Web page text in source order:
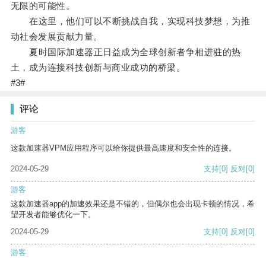
无限的可能性。
在这里，他们可以不断挑战自我，实现科技梦想，为推
动社会发展贡献力量。
夏时国际加速器正日益成为全球创新者争相进驻的热
土，成为连接科技创新与商业成功的桥梁。
#3#
评论
游客
这款加速器VPM应用程序可以给你提供最高速度和安全性的连接。
2024-05-29 支持[0] 反对[0]
游客
这款加速器app的加速效果还是不错的，但偶尔也会出现卡顿的情况，希
望开发者能够优化一下。
2024-05-29
支持[0] 反对[0]
游客